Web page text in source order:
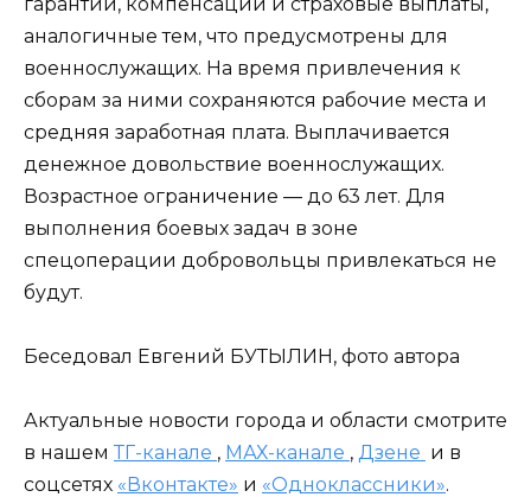
аналогичные тем, что предусмотрены для
военнослужащих. На время привлечения к
сборам за ними сохраняются рабочие места и
средняя заработная плата. Выплачивается
денежное довольствие военнослужащих.
Возрастное ограничение — до 63 лет. Для
выполнения боевых задач в зоне
спецоперации добровольцы привлекаться не
будут.
Беседовал Евгений БУТЫЛИН, фото автора
Актуальные новости города и области смотрите
в нашем ТГ-канале , МАХ-канале , Дзене и в
соцсетях «Вконтакте» и «Одноклассники».